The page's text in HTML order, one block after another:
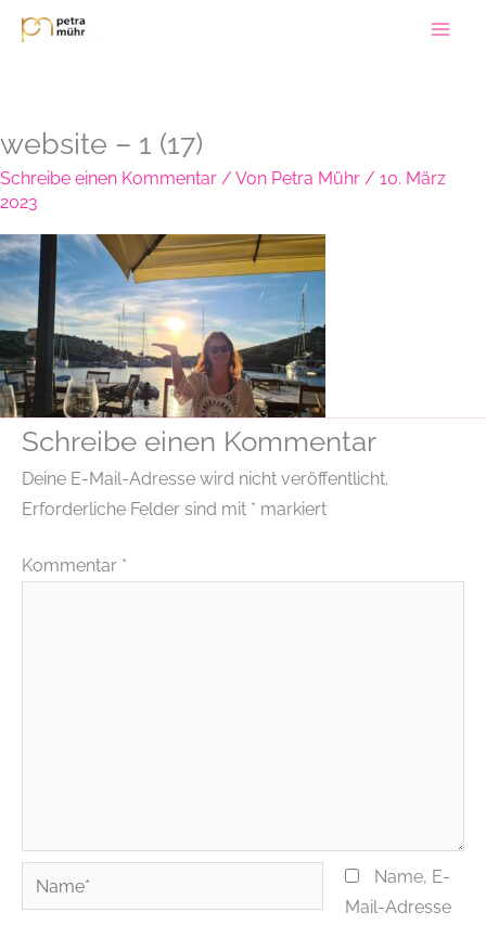
Zum
Inhalt
website – 1 (17)
Schreibe einen Kommentar / Von Petra Mühr / 10. März
2023
Schreibe einen Kommentar
Deine E-Mail-Adresse wird nicht veröffentlicht.
Erforderliche Felder sind mit * markiert
Kommentar *
Name*
Name, E-
Mail-Adresse